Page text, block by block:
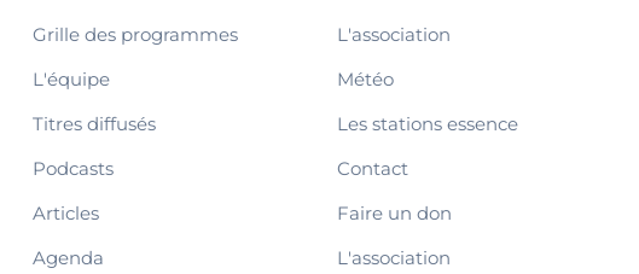
Grille des programmes
L'équipe
Titres diffusés
Podcasts
Articles
Agenda
L'association
Météo
Les stations essence
Contact
Faire un don
L'association